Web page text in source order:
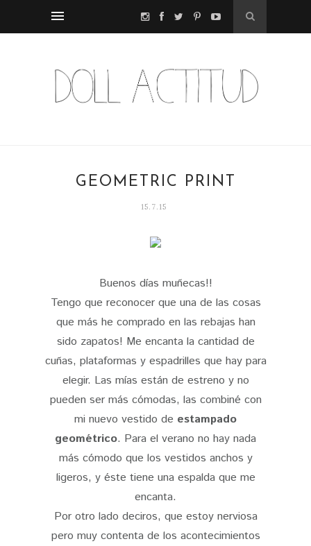
GEOMETRIC PRINT
15.7.15
Buenos días muñecas!!
Tengo que reconocer que una de las cosas
que más he comprado en las rebajas han
sido zapatos! Me encanta la cantidad de
cuñas, plataformas y espadrilles que hay para
elegir. Las mías están de estreno y no
pueden ser más cómodas, las combiné con
mi nuevo vestido de estampado
geométrico. Para el verano no hay nada
más cómodo que los vestidos anchos y
ligeros, y éste tiene una espalda que me
encanta.
Por otro lado deciros, que estoy nerviosa
pero muy contenta de los acontecimientos